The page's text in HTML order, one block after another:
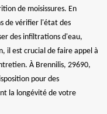
de moisissures. En
de vérifier l'état des
des infiltrations d'eau,
il est crucial de faire appel à
À Brennilis, 29690,
pour des
la longévité de votre